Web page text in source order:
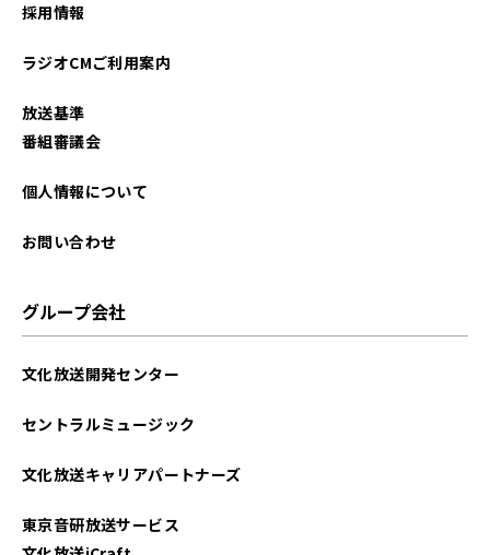
採用情報
ラジオCMご利用案内
放送基準
番組審議会
個人情報について
お問い合わせ
グループ会社
文化放送開発センター
セントラルミュージック
文化放送キャリアパートナーズ
東京音研放送サービス